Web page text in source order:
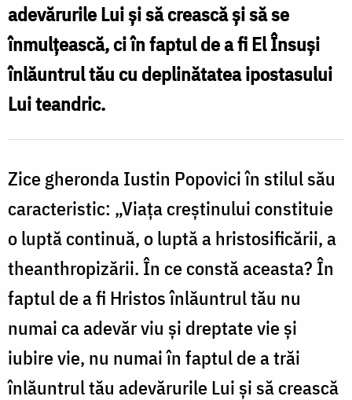
adevărurile Lui și să crească și să se
înmulțească, ci în faptul de a fi El Însuși
înlăuntrul tău cu deplinătatea ipostasului
Lui teandric.
Zice gheronda Iustin Popovici în stilul său
caracteristic: „Viața creștinului constituie
o luptă continuă, o luptă a hristosificării, a
theanthropizării. În ce constă aceasta? În
faptul de a fi Hristos înlăuntrul tău nu
numai ca adevăr viu și dreptate vie și
iubire vie, nu numai în faptul de a trăi
înlăuntrul tău adevărurile Lui și să crească